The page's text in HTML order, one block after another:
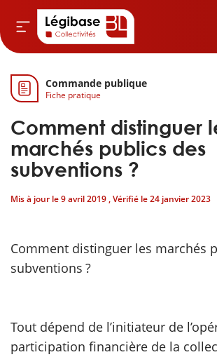
& Cimetières
& Élu local
& Finances locales
Commande publique
Fiche pratique
Comment distinguer
marchés publics des
subventions ?
Mis à jour le9 avril 2019 , Vérifié le24 janvier 2023
Comment distinguer les marchés
subventions ?
Tout dépend de l’initiateur de
participation financière de la